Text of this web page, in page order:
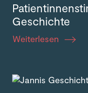
Geschichte
Weiterlesen